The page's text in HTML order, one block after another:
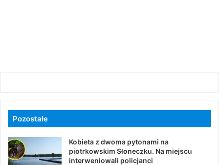
Pozostałe
Kobieta z dwoma pytonami na
piotrkowskim Słoneczku. Na miejscu
interweniowali policjanci